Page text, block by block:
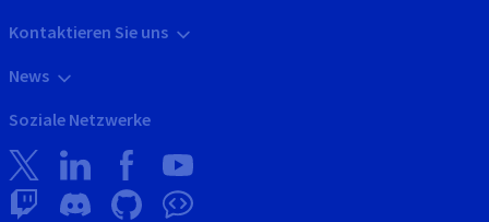
Kontaktieren Sie uns
News
Soziale Netzwerke